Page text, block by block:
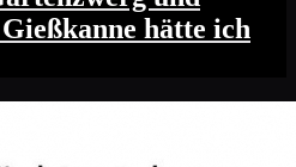
hätte ich